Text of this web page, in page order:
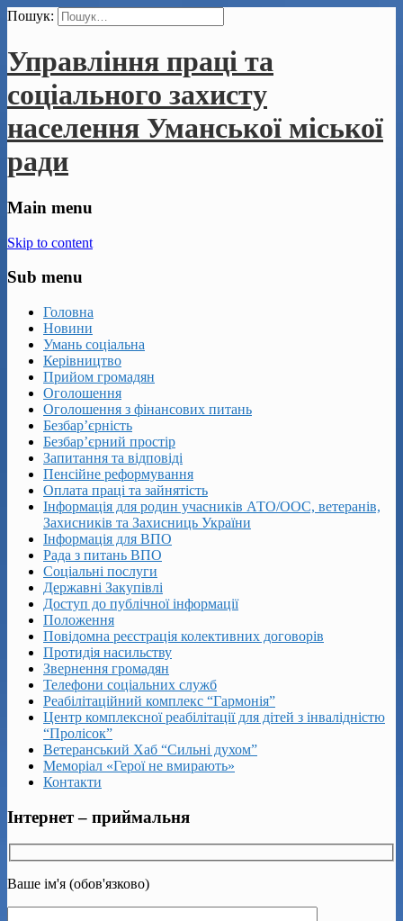
Пошук:
Управління праці та
соціального захисту
населення Уманської міської
ради
Main menu
Skip to content
Sub menu
Головна
Новини
Умань соціальна
Керівництво
Прийом громадян
Оголошення
Оголошення з фінансових питань
Безбар’єрність
Безбар’єрний простір
Запитання та відповіді
Пенсійне реформування
Оплата праці та зайнятість
Інформація для родин учасників АТО/ООС, ветеранів,
Захисників та Захисниць України
Інформація для ВПО
Рада з питань ВПО
Соціальні послуги
Державні Закупівлі
Доступ до публічної інформації
Положення
Повідомна реєстрація колективних договорів
Протидія насильству
Звернення громадян
Телефони соціальних служб
Реабілітаційний комплекс “Гармонія”
Центр комплексної реабілітації для дітей з інвалідністю
“Пролісок”
Ветеранський Хаб “Сильні духом”
Меморіал «Герої не вмирають»
Контакти
Інтернет – приймальня
Ваше ім'я (обов'язково)